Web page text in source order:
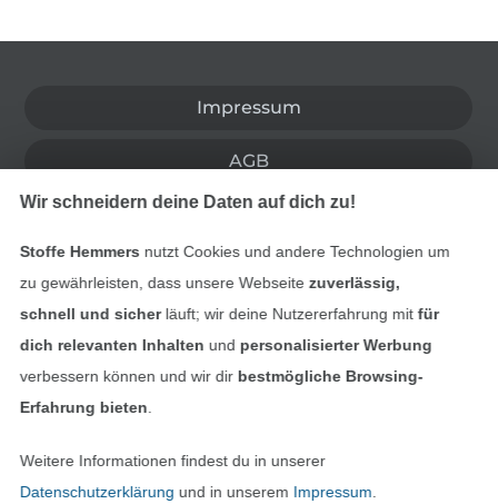
Impressum
AGB
Datenschutz
Kontakt
Bestellung widerrufen
Finde mehr Inspiration
Wir schneidern deine Daten auf dich zu!
Stoffe Hemmers nutzt Cookies und andere Technologien um
zu gewährleisten, dass unsere Webseite zuverlässig,
schnell und sicherläuft; wir deine Nutzererfahrung mitfür
dich relevanten Inhalten und personalisierter Werbung
verbessern können und wir dir bestmögliche Browsing-
Erfahrung bieten
Weitere Informationen findest du in unserer
Datenschutzerklärung und in unserem Impressum